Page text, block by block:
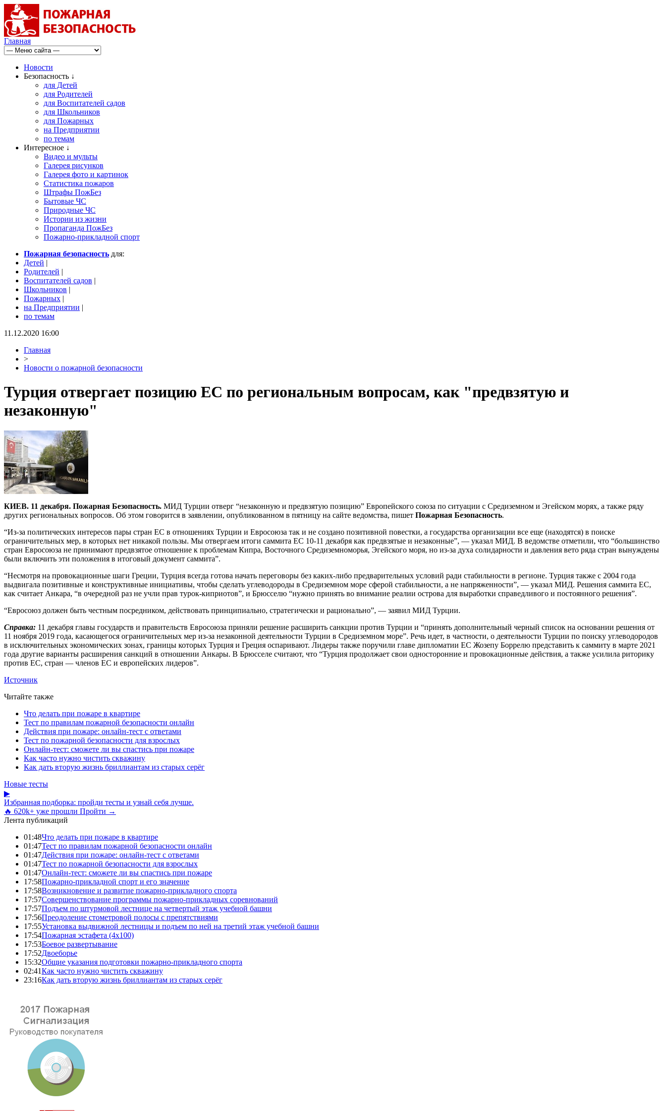
Главная
Новости
Безопасность ↓
для Детей
для Родителей
для Воспитателей садов
для Школьников
для Пожарных
на Предприятии
по темам
Интересное ↓
Видео и мульты
Галерея рисунков
Галерея фото и картинок
Статистика пожаров
Штрафы ПожБез
Бытовые ЧС
Природные ЧС
Истории из жизни
Пропаганда ПожБез
Пожарно-прикладной спорт
Пожарная безопасность для:
Детей |
Родителей |
Воспитателей садов |
Школьников |
Пожарных |
на Предприятии |
по темам
11.12.2020 16:00
Главная
>
Новости о пожарной безопасности
Турция отвергает позицию ЕС по региональным вопросам, как "предвзятую и
незаконную"
КИЕВ. 11 декабря. Пожарная Безопасность. МИД Турции отверг “незаконную и предвзятую позицию” Европейского союза по ситуации с Средиземном и Эгейском морях, а также ряду
других региональных вопросов. Об этом говорится в заявлении, опубликованном в пятницу на сайте ведомства, пишет Пожарная Безопасность.
“Из-за политических интересов пары стран ЕС в отношениях Турции и Евросоюза так и не создано позитивной повестки, а государства организации все еще (находятся) в поиске
ограничительных мер, в которых нет никакой пользы. Мы отвергаем итоги саммита ЕС 10-11 декабря как предвзятые и незаконные”, — указал МИД. В ведомстве отметили, что “большинство
стран Евросоюза не принимают предвзятое отношение к проблемам Кипра, Восточного Средиземноморья, Эгейского моря, но из-за духа солидарности и давления вето ряда стран вынуждены
были включить эти положения в итоговый документ саммита”.
“Несмотря на провокационные шаги Греции, Турция всегда готова начать переговоры без каких-либо предварительных условий ради стабильности в регионе. Турция также с 2004 года
выдвигала позитивные и конструктивные инициативы, чтобы сделать углеводороды в Средиземном море сферой стабильности, а не напряженности”, — указал МИД. Решения саммита ЕС,
как считает Анкара, “в очередной раз не учли прав турок-киприотов”, и Брюсселю “нужно принять во внимание реалии острова для выработки справедливого и постоянного решения”.
“Евросоюз должен быть честным посредником, действовать принципиально, стратегически и рационально”, — заявил МИД Турции.
Справка: 11 декабря главы государств и правительств Евросоюза приняли решение расширить санкции против Турции и “принять дополнительный черный список на основании решения от
11 ноября 2019 года, касающегося ограничительных мер из-за незаконной деятельности Турции в Средиземном море”. Речь идет, в частности, о деятельности Турции по поиску углеводородов
в исключительных экономических зонах, границы которых Турция и Греция оспаривают. Лидеры также поручили главе дипломатии ЕС Жозепу Боррелю представить к саммиту в марте 2021
года другие варианты расширения санкций в отношении Анкары. В Брюсселе считают, что “Турция продолжает свои односторонние и провокационные действия, а также усилила риторику
против ЕС, стран — членов ЕС и европейских лидеров”.
Источник
Читайте также
Что делать при пожаре в квартире
Тест по правилам пожарной безопасности онлайн
Действия при пожаре: онлайн-тест с ответами
Тест по пожарной безопасности для взрослых
Онлайн-тест: сможете ли вы спастись при пожаре
Как часто нужно чистить скважину
Как дать вторую жизнь бриллиантам из старых серёг
Новые тесты
▶
Избранная подборка: пройди тесты и узнай себя лучше.
🔥 620k+ уже прошли Пройти →
Лента публикаций
01:48Что делать при пожаре в квартире
01:47Тест по правилам пожарной безопасности онлайн
01:47Действия при пожаре: онлайн-тест с ответами
01:47Тест по пожарной безопасности для взрослых
01:47Онлайн-тест: сможете ли вы спастись при пожаре
17:58Пожарно-прикладной спорт и его значение
17:58Возникновение и развитие пожарно-прикладного спорта
17:57Совершенствование программы пожарно-прикладных соревнований
17:57Подъем по штурмовой лестнице на четвертый этаж учебной башни
17:56Преодоление стометровой полосы с препятствиями
17:55Установка выдвижной лестницы и подъем по ней на третий этаж учебной башни
17:54Пожарная эстафета (4x100)
17:53Боевое развертывание
17:52Двоеборье
15:32Общие указания подготовки пожарно-прикладного спорта
02:41Как часто нужно чистить скважину
23:16Как дать вторую жизнь бриллиантам из старых серёг